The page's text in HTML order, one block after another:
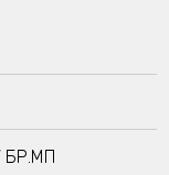
БР.МП